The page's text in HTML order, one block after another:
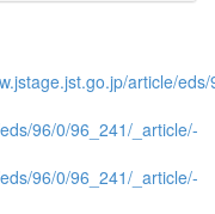
article/
96/0/96_241/_article/-
96/0/96_241/_article/-